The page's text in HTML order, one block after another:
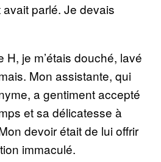
avait parlé. Je devais
H, je m’étais douché, lavé
Mon assistante, qui
a gentiment accepté
et sa délicatesse à
devoir était de lui offrir
immaculé.